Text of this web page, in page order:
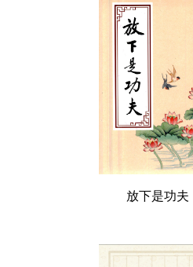
放下是功夫